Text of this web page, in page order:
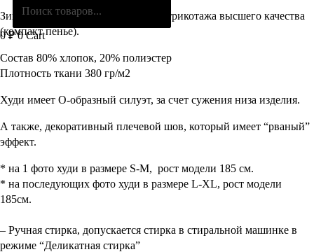
0₽ 0 Cart
Зип худи выполнено из турецкого трикотажа высшего качества
(компакт пенье).
Состав 80% хлопок, 20% полиэстер
Плотность ткани 380 гр/м2
Худи имеет O-образный силуэт, за счет сужения низа изделия.
А также, декоративный плечевой шов, который имеет “рваный”
эффект.
* на 1 фото худи в размере S-M, рост модели 185 см.
* на последующих фото худи в размере L-XL, рост модели
185см.
– Ручная стирка, допускается стирка в стиральной машинке в
режиме “Деликатная стирка”